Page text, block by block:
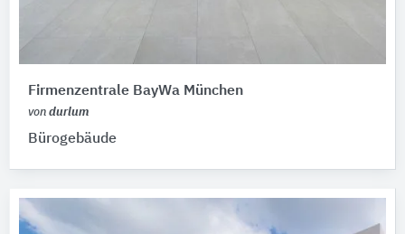
Firmenzentrale BayWa München
von durlum
Bürogebäude